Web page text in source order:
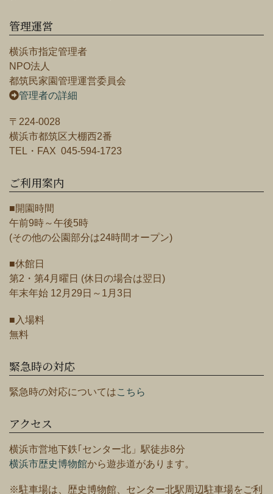
管理運営
横浜市指定管理者
NPO法人
都筑民家園管理運営委員会
管理者の詳細
〒224-0028
横浜市都筑区大棚西2番
TEL・FAX 045-594-1723
ご利用案内
■開園時間
午前9時～午後5時
(その他の公園部分は24時間オープン)
■休館日
第2・第4月曜日 (休日の場合は翌日)
年末年始 12月29日～1月3日
■入場料
無料
緊急時の対応
緊急時の対応についてはこちら
アクセス
横浜市営地下鉄｢センター北」駅徒歩8分
横浜市歴史博物館から遊歩道があります。
※駐車場は、歴史博物館、センター北駅周辺駐車場をご利